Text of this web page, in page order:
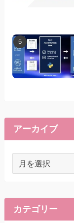
アーカイブ
ブ
カテゴリー